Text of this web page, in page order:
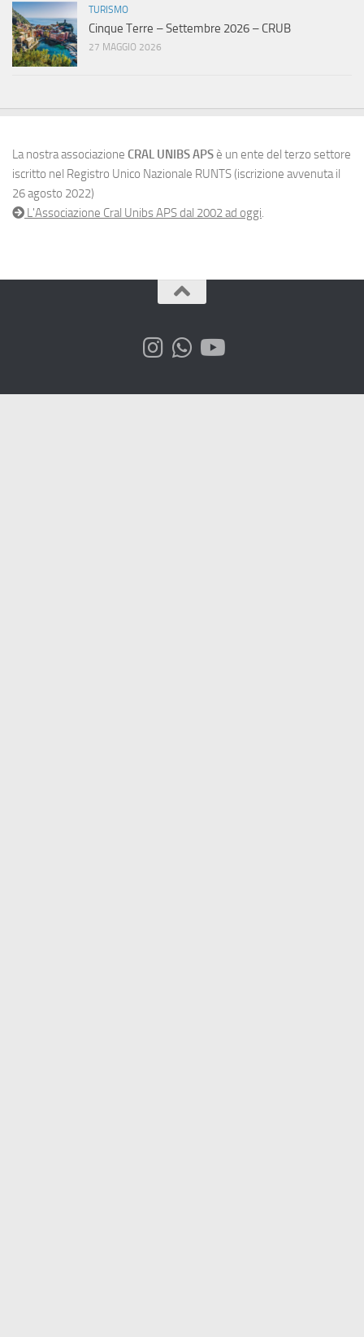
TURISMO
Cinque Terre – Settembre 2026 – CRUB
27 MAGGIO 2026
La nostra associazione CRAL UNIBS APSè un ente del terzo settore
iscritto nel Registro Unico Nazionale RUNTS (iscrizione avvenuta il
26 agosto 2022)
L'Associazione Cral Unibs APS dal 2002 ad oggi